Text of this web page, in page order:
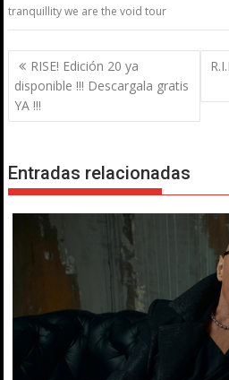
tranquillity we are the void tour
Navegación
de
entradas
RISE! Edición 20 ya
disponible !!! Descargala gratis
YA !!!
Entradas relacionadas